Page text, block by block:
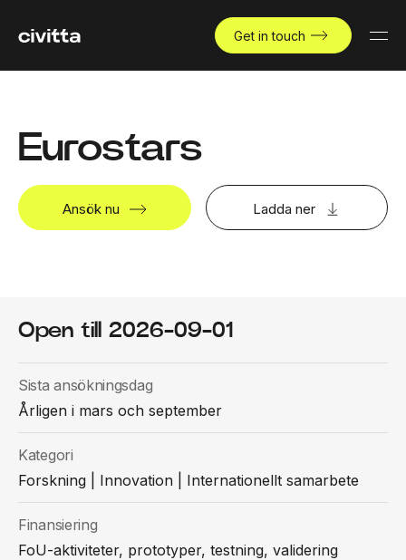
Get in touch
Eurostars
Ansök nu Ladda ner
Open till 2026-09-01
Sista ansökningsdag
Årligen i mars och september
Kategori
Forskning | Innovation | Internationellt samarbete
Finansiering
FoU-aktiviteter, prototyper, testning, validering